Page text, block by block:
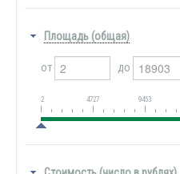
Площадь (общая)
от до
2 4727 9453